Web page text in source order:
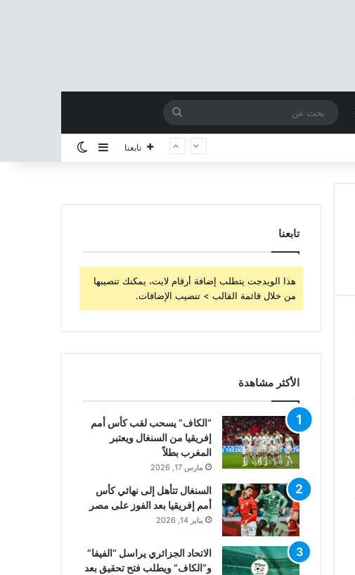
عن
تابعنا إضافة عمود جانبي
تابعنا
هذا الويدجت يتطلب إضافة أرقام لايت، يمكنك تنصيبها
من خلال قائمة القالب > تنصيب الإضافات.
الأكثر مشاهدة
“الكاف” يسحب لقب كأس أمم
إفريقيا من السنغال ويعتبر
المغرب بطلاً
مارس 17, 2026
السنغال تتأهل إلى نهائي كأس
أمم إفريقيا بعد الفوز على مصر
يناير 14, 2026
الاتحاد الجزائري يراسل “الفيفا”
و”الكاف” ويطلب فتح تحقيق بعد